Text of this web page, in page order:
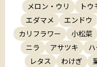
メロン・ウリ
トウ
エダマメ
エンドウ
カリフラワー
小松菜
ニラ
アサツキ
レタス
わけぎ